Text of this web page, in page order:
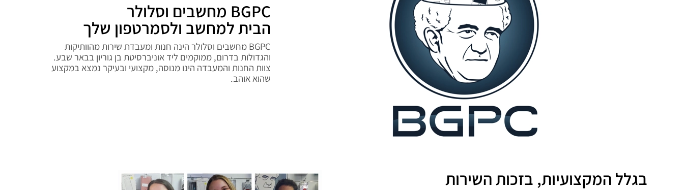
BGPC מחשבים וסלולר
הבית למחשב ולסמרטפון שלך
BGPC מחשבים וסלולר הינה חנות ומעבדת שירות מהוותיקות
והגדולות בדרום, ממוקמים ליד אוניברסיטת בן גוריון בבאר שבע.
צוות החנות והמעבדה הינו מנוסה, מקצועי ובעיקר נמצא במקצוע
שהוא אוהב.
בגלל המקצועיות, בזכות השירות